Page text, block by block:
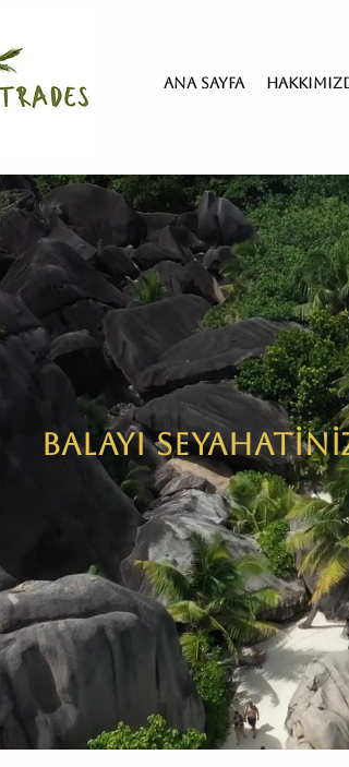
Ana Sayfa
BALAYI